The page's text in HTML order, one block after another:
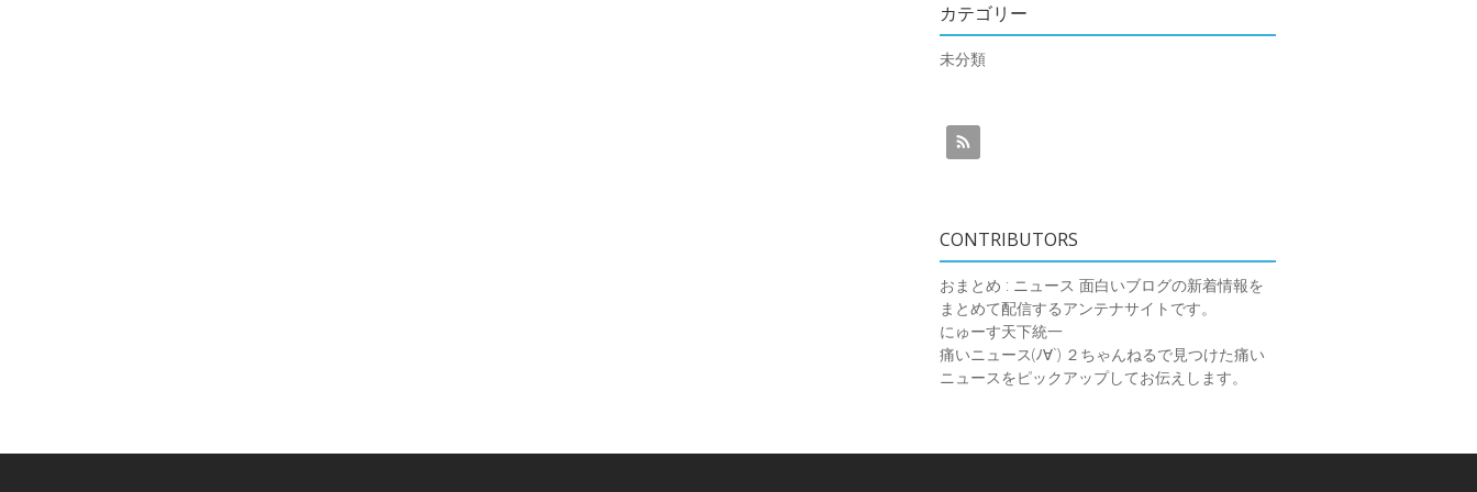
カテゴリー
未分類
CONTRIBUTORS
おまとめ : ニュース 面白いブログの新着情報を
まとめて配信するアンテナサイトです。
にゅーす天下統一
痛いニュース(ﾉ∀`) ２ちゃんねるで見つけた痛い
ニュースをピックアップしてお伝えします。